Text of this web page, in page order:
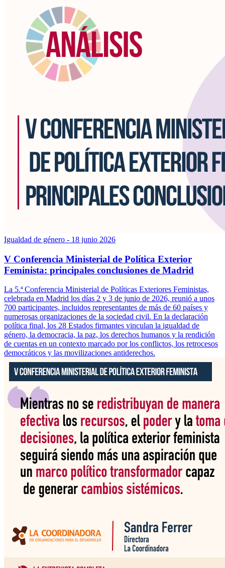
Igualdad de género - 18 junio 2026
V Conferencia Ministerial de Política Exterior
Feminista: principales conclusiones de Madrid
La 5.ª Conferencia Ministerial de Políticas Exteriores Feministas,
celebrada en Madrid los días 2 y 3 de junio de 2026, reunió a unos
700 participantes, incluidos representantes de más de 60 países y
numerosas organizaciones de la sociedad civil. En la declaración
política final, los 28 Estados firmantes vinculan la igualdad de
género, la democracia, la paz, los derechos humanos y la rendición
de cuentas en un contexto marcado por los conflictos, los retrocesos
democráticos y las movilizaciones antiderechos.